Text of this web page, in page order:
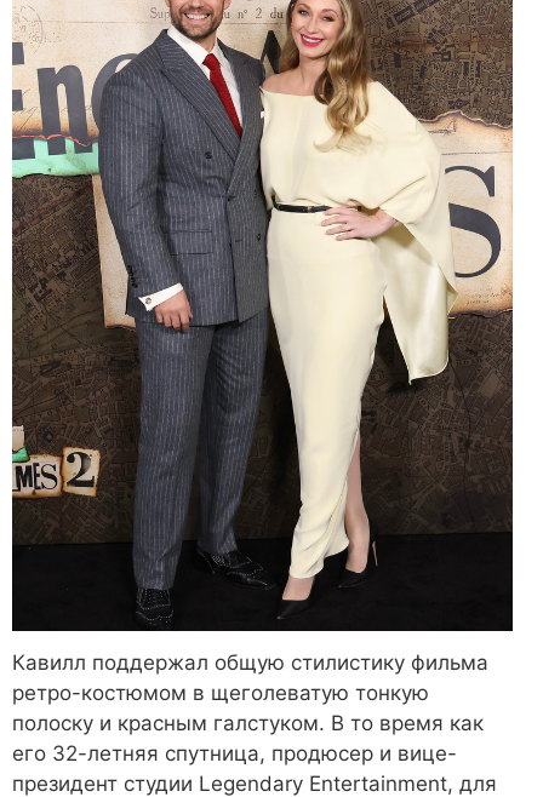
Кавилл поддержал общую стилистику фильма
ретро-костюмом в щеголеватую тонкую
полоску и красным галстуком. В то время как
его 32-летняя спутница, продюсер и вице-
президент студии Legendary Entertainment, для